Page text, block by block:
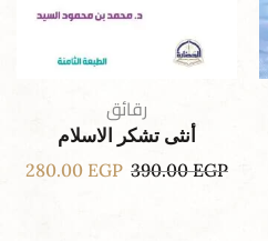
رقائق
أنثى تشكر الاسلام
390.00EGP
280.00 EGP